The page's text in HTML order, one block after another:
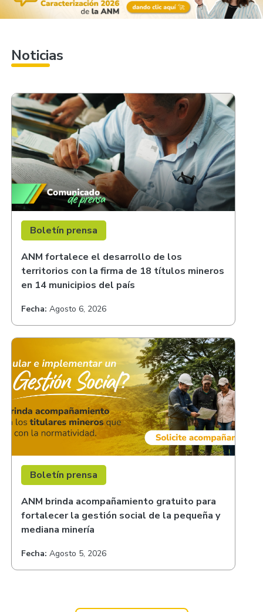
Noticias
Boletín prensa
ANM fortalece el desarrollo de los
territorios con la firma de 18 títulos mineros
en 14 municipios del país
Fecha: Agosto 6, 2026
Boletín prensa
ANM brinda acompañamiento gratuito para
fortalecer la gestión social de la pequeña y
mediana minería
Fecha: Agosto 5, 2026